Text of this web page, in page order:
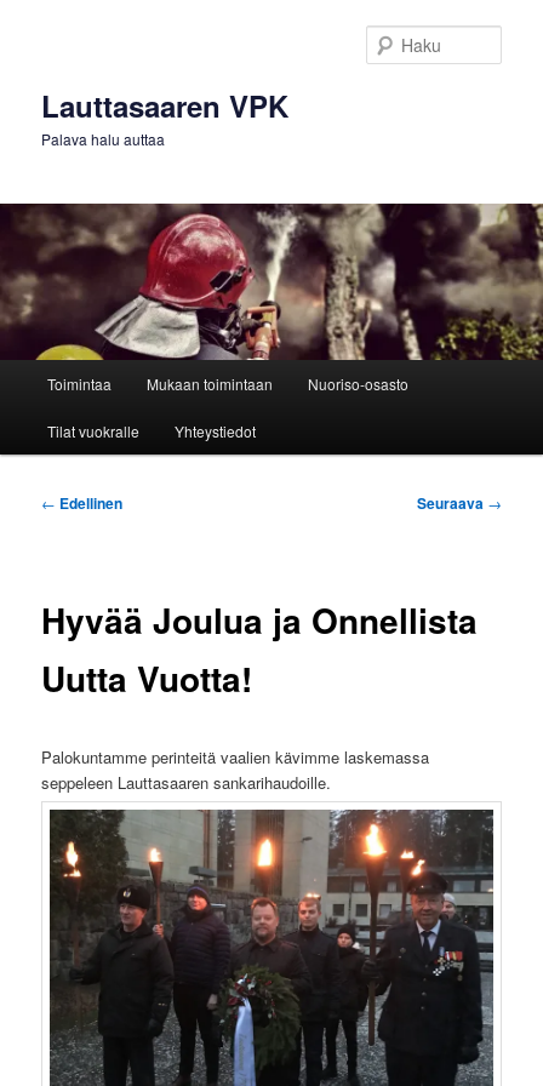
Lauttasaaren VPK
Palava halu auttaa
Toimintaa Mukaan toimintaan Nuoriso-osasto
Tilat vuokralle Yhteystiedot
Artikkelien
← Edellinen Seuraava →
Hyvää Joulua ja Onnellista
Uutta Vuotta!
Palokuntamme perinteitä vaalien kävimme laskemassa
seppeleen Lauttasaaren sankarihaudoille.